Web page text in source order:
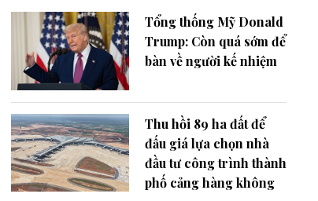
Tổng thống Mỹ Donald
Trump: Còn quá sớm để
bàn về người kế nhiệm
Thu hồi 89 ha đất để
đấu giá lựa chọn nhà
đầu tư công trình thành
phố cảng hàng không